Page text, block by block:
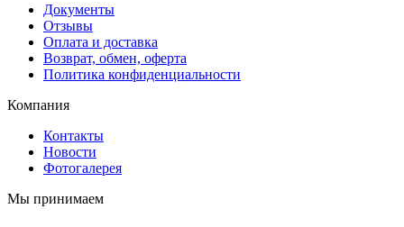
Документы
Отзывы
Оплата и доставка
Возврат, обмен, оферта
Политика конфиденциальности
Компания
Контакты
Новости
Фотогалерея
Мы принимаем